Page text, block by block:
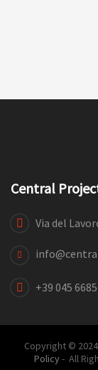
Central
Via del
+39 045
Copyright © 2024
Policy- All